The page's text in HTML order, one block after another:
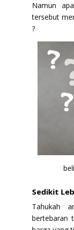
Namun
tersebut
?
Sedikit
Tahukah
bertebaran